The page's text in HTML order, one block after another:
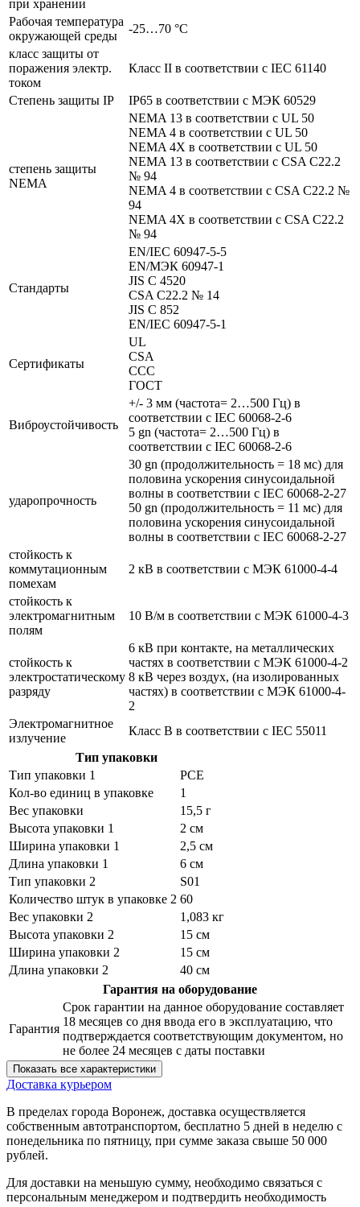
при хранении
Рабочая температура
окружающей среды
-25…70 °C
класс защиты от
поражения электр.
током
Класс II в соответствии с IEC 61140
Степень защиты IP IP65 в соответствии с МЭК 60529
степень защиты
NEMA
NEMA 13 в соответствии с UL 50
NEMA 4 в соответствии с UL 50
NEMA 4X в соответствии с UL 50
NEMA 13 в соответствии с CSA C22.2
№ 94
NEMA 4 в соответствии с CSA C22.2 №
94
NEMA 4X в соответствии с CSA C22.2
№ 94
Стандарты
EN/IEC 60947-5-5
EN/МЭК 60947-1
JIS C 4520
CSA C22.2 № 14
JIS C 852
EN/IEC 60947-5-1
Сертификаты
UL
CSA
CCC
ГОСТ
Виброустойчивость
+/- 3 мм (частота= 2…500 Гц) в
соответствии с IEC 60068-2-6
5 gn (частота= 2…500 Гц) в
соответствии с IEC 60068-2-6
ударопрочность
30 gn (продолжительность = 18 мс) для
половина ускорения синусоидальной
волны в соответствии с IEC 60068-2-27
50 gn (продолжительность = 11 мс) для
половина ускорения синусоидальной
волны в соответствии с IEC 60068-2-27
стойкость к
коммутационным
помехам
2 кВ в соответствии с МЭК 61000-4-4
стойкость к
электромагнитным
полям
10 В/м в соответствии с МЭК 61000-4-3
стойкость к
электростатическому
разряду
6 кВ при контакте, на металлических
частях в соответствии с МЭК 61000-4-2
8 кВ через воздух, (на изолированных
частях) в соответствии с МЭК 61000-4-
2
Электромагнитное
излучение
Класс B в соответствии с IEC 55011
Тип упаковки
Тип упаковки 1
PCE
Кол-во единиц в упаковке
1
Вес упаковки
15,5 г
Высота упаковки 1
2 см
Ширина упаковки 1
2,5 см
Длина упаковки 1
6 см
Тип упаковки 2
S01
Количество штук в упаковке 2 60
Вес упаковки 2
1,083 кг
Высота упаковки 2
15 см
Ширина упаковки 2
15 см
Длина упаковки 2
40 см
Гарантия на оборудование
Гарантия
Срок гарантии на данное оборудование составляет
18 месяцев со дня ввода его в эксплуатацию, что
подтверждается соответствующим документом, но
не более 24 месяцев с даты поставки
Показать все характеристики
Доставка курьером
В пределах города Воронеж, доставка осуществляется
собственным автотранспортом, бесплатно 5 дней в неделю с
понедельника по пятницу, при сумме заказа свыше 50 000
рублей.
Для доставки на меньшую сумму, необходимо связаться с
персональным менеджером и подтвердить необходимость